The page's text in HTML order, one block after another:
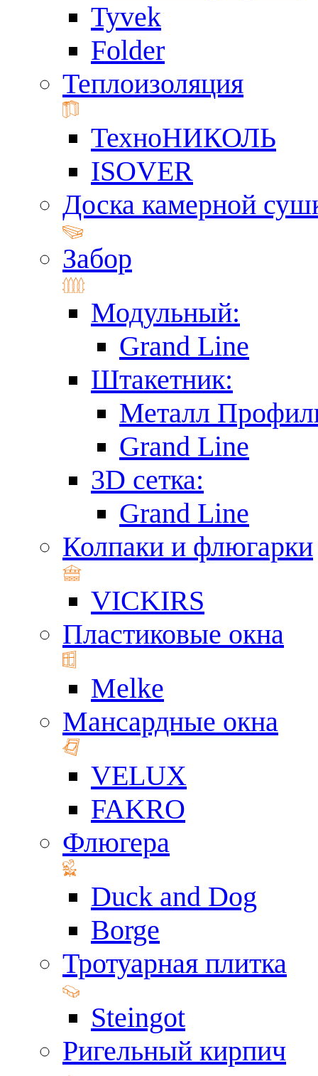
Tyvek
Folder
Теплоизоляция
ТехноНИКОЛЬ
ISOVER
Доска камерной
Забор
Модульный:
Grand Line
Штакетник:
Металл
Grand Line
3D сетка:
Grand Line
Колпаки и флюгарки
VICKIRS
Пластиковые окна
Melke
Мансардные окна
VELUX
FAKRO
Флюгера
Duck and Dog
Borge
Тротуарная плитка
Steingot
Ригельный кирпич